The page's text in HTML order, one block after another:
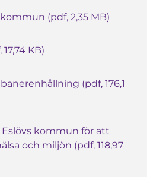
(pdf, 2,35 MB)
KB)
(pdf, 176,1
kommun för att
och miljön (pdf, 118,97